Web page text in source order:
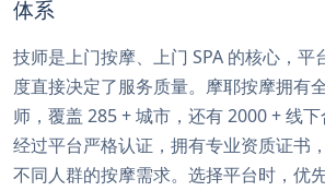
体系
技师是上门按摩、上门 SPA 的核心，平
度直接决定了服务质量。摩耶按摩拥有
师，覆盖 285 + 城市，还有 2000 + 线
经过平台严格认证，拥有专业资质证书
不同人群的按摩需求。选择平台时，优